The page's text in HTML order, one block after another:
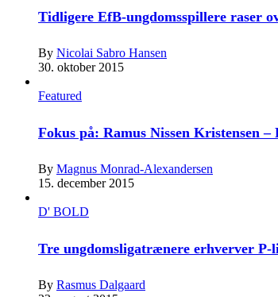
Tidligere EfB-ungdomsspillere raser
By Nicolai Sabro Hansen
30. oktober 2015
Featured
Fokus på: Ramus Nissen Kristensen
By Magnus Monrad-Alexandersen
15. december 2015
D' BOLD
Tre ungdomsligatrænere erhverver P-
By Rasmus Dalgaard